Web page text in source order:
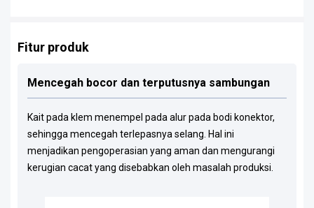
Fitur produk
Mencegah bocor dan terputusnya sambungan
Kait pada klem menempel pada alur pada bodi konektor,
sehingga mencegah terlepasnya selang. Hal ini
menjadikan pengoperasian yang aman dan mengurangi
kerugian cacat yang disebabkan oleh masalah produksi.